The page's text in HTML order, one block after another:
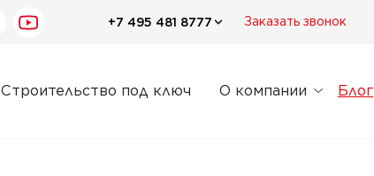
+7 495 481 8777 Заказать звонок
Строительство под ключ О компании Блог